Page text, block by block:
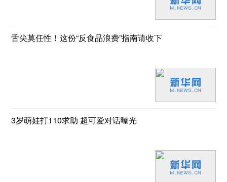
舌尖莫任性！这份“反食品浪费”指南请收下
3岁萌娃打110求助 超可爱对话曝光